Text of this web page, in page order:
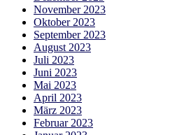
November 2023
Oktober 2023
September 2023
August 2023
Juli 2023
Juni 2023
Mai 2023
April 2023
März 2023
Februar 2023